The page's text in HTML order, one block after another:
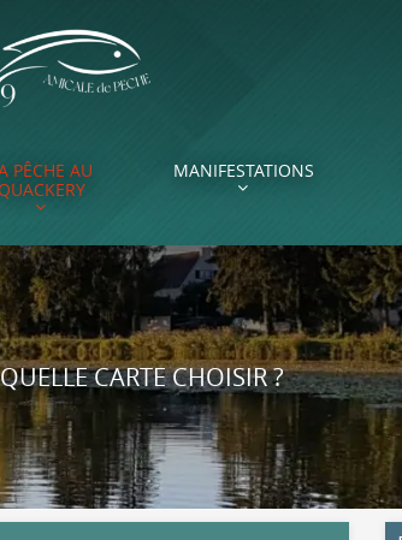
PÊCHE AU
QUACKERY
MANIFESTATIONS
QUELLE CARTE CHOISIR ?